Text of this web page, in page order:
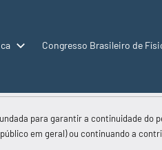
Congresso Brasileiro de
para garantir a continuidade do
em geral) ou continuando a